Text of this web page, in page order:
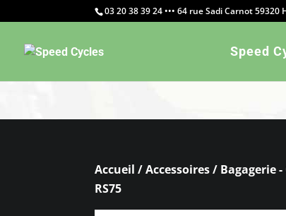
03 20 38 39 24 ••• 64 rue Sadi Carnot 59320
Speed
Accueil /Accessoires/ Bagagerie
RS75